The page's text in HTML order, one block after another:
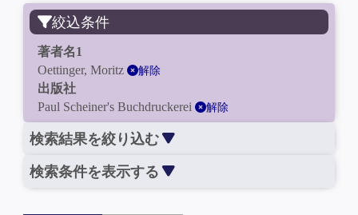
絞込条件
著者名1
Oettinger, Moritz
解除
出版社
Paul Scheiner's Buchdruckerei
解除
検索結果を絞り込む
検索条件を表示する